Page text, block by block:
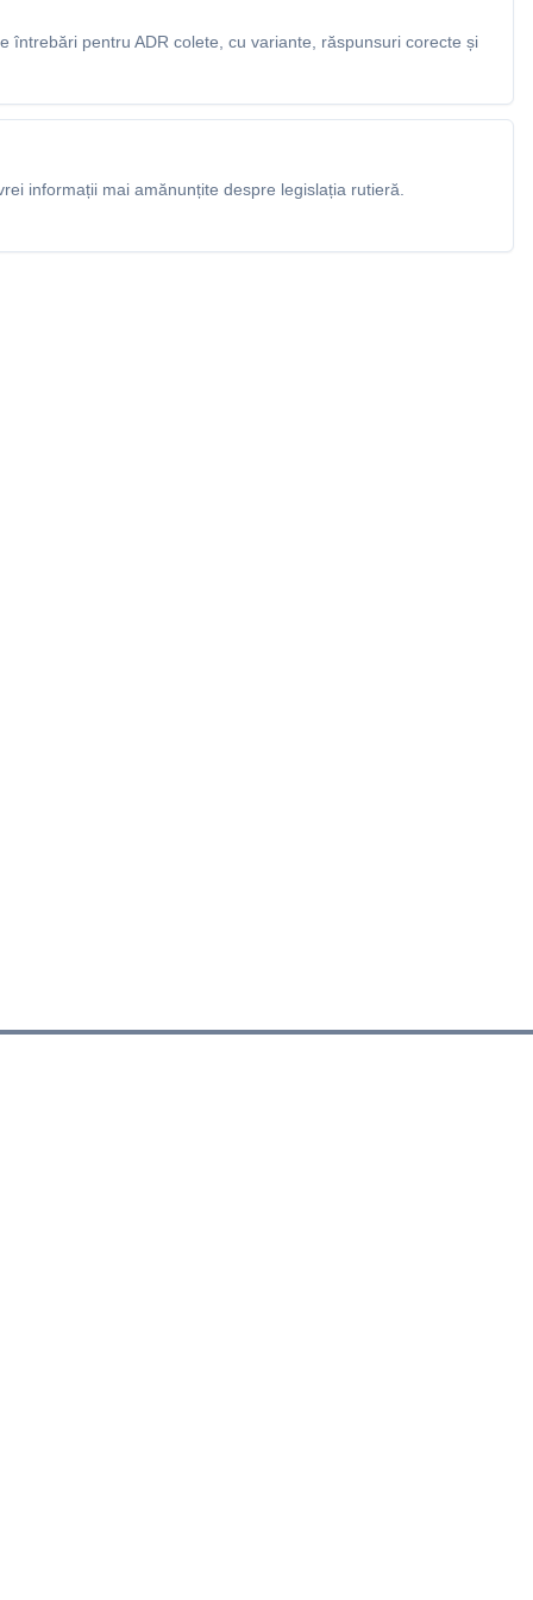
întrebări pentru ADR colete, cu variante, răspunsuri corecte și
informații mai amănunțite despre legislația rutieră.